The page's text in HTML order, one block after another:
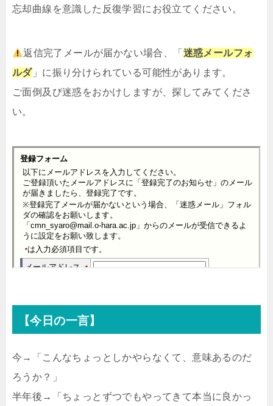
忘却曲線を意識した反復学習にお役立てください。
返信完了メールが届かない場合、「 迷惑メールフォ
ルダ」に振り分けられている可能性があります。
ご面倒及び迷惑をおかけしますが、探してみてくださ
い。
【今日の一言】
今→「こんなちょっとしかやらなくて、意味あるのだ
ろうか？」
半年後→「ちょっとずつでもやってきて本当に良かっ